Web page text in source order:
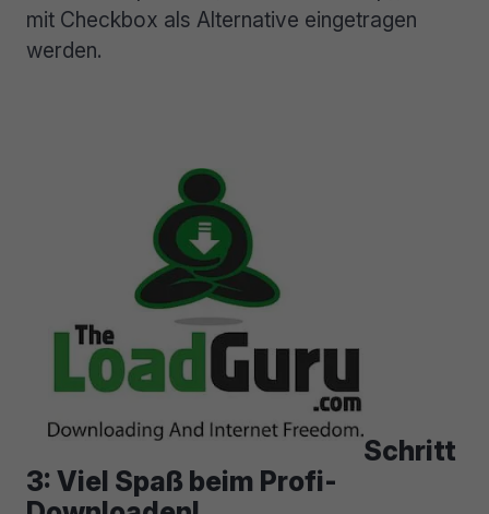
mit Checkbox als Alternative eingetragen
werden.
Schritt
3: Viel Spaß beim Profi-